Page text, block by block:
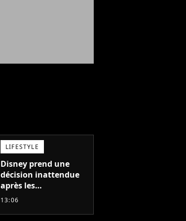
LIFESTYLE
Disney prend une
décision inattendue
après les
"performances
et The Mandalorian &
13:06